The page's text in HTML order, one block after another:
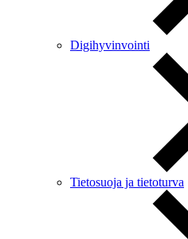
Digihyvinvointi
Tietosuoja ja tietoturva